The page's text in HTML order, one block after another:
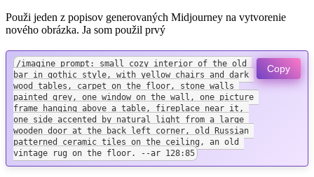
Použi jeden z popisov generovaných Midjourney na vytvorenie
nového obrázka. Ja som použil prvý
/imagine prompt: small cozy interior of the old
bar in gothic style, with yellow chairs and dark
wood tables, carpet on the floor, stone walls
painted grey, one window on the wall, one picture
frame hanging above a table, fireplace near it,
one side accented by natural light from a large
wooden door at the back left corner, old Russian
patterned ceramic tiles on the ceiling, an old
vintage rug on the floor. --ar 128:85
Copy